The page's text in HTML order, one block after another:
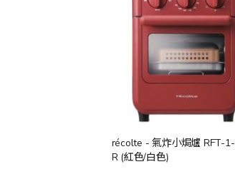
récolte - 氣炸小焗爐 RFT-1-
R (紅色/白色)